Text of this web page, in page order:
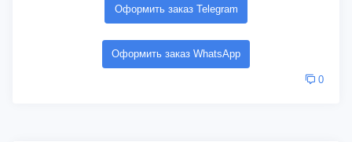
Оформить заказ Telegram
Оформить заказ WhatsApp
0